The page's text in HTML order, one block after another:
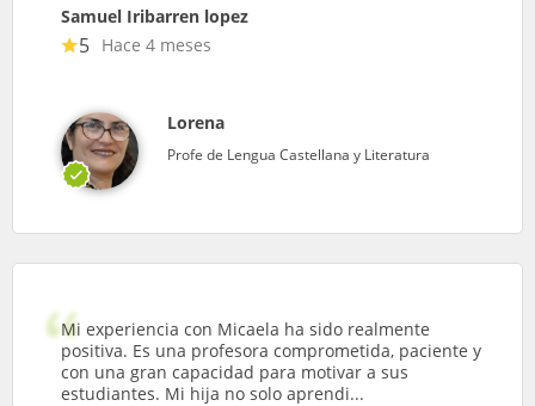
Samuel Iribarren lopez
5 Hace 4 meses
Lorena
Profe de Lengua Castellana y Literatura
Mi experiencia con Micaela ha sido realmente
positiva. Es una profesora comprometida, paciente y
con una gran capacidad para motivar a sus
estudiantes. Mi hija no solo aprendi...